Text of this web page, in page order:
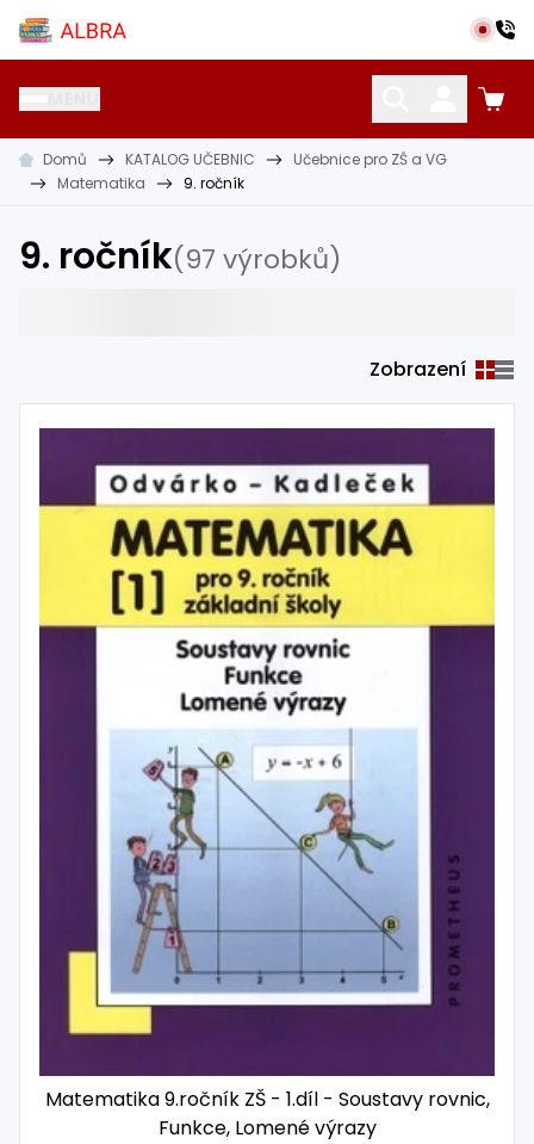
Přeskočit na hlavní obsah
Albra s.r.o.
KATALOG UČEBNIC CIZÍ JAZYKY OSTATNÍ POMŮCKY
Domů KATALOG UČEBNIC
Učebnice pro ZŠ a VG
Matematika
9. ročník
9. ročník(97 výrobků)
Zobrazení
Matematika 9.ročník ZŠ - 1.díl - Soustavy rovnic,
Funkce, Lomené výrazy